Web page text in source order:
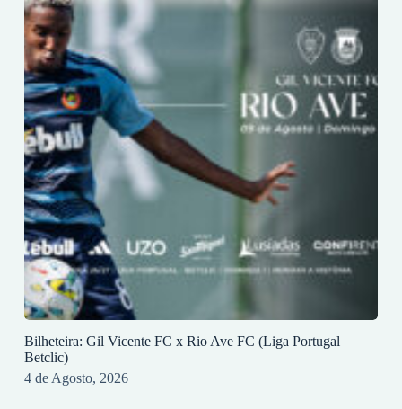
Bilheteira: Gil Vicente FC x Rio Ave FC (Liga Portugal
Betclic)
4 de Agosto, 2026